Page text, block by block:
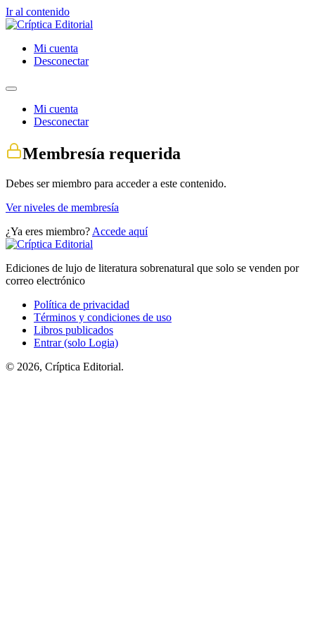
Ir al contenido
Mi cuenta
Desconectar
Mi cuenta
Desconectar
Membresía requerida
Debes ser miembro para acceder a este contenido.
Ver niveles de membresía
¿Ya eres miembro? Accede aquí
Ediciones de lujo de literatura sobrenatural que solo se venden por
correo electrónico
Política de privacidad
Términos y condiciones de uso
Libros publicados
Entrar (solo Logia)
© 2026, Críptica Editorial.